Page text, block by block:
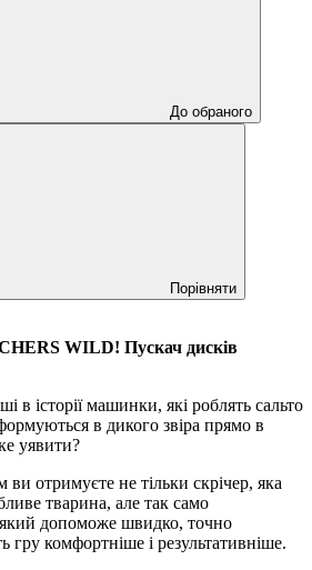
До обраного
Порівняти
WILD! Пускач дисків
в історії машинки, які роблять сальто
в дикого звіра прямо в
уявити?
ви отримуєте не тільки скрічер, яка
тварина, але так само
який допоможе швидко, точно
гру комфортніше і результативніше.